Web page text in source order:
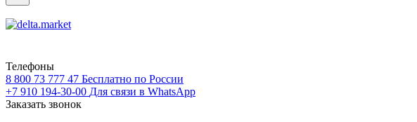
Телефоны
8 800 73 777 47 Бесплатно по России
+7 910 194-30-00 Для связи в WhatsApp
Заказать звонок